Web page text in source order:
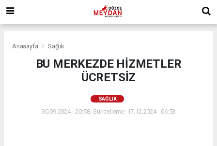
Anasayfa Sağlık
BU MERKEZDE HİZMETLER
ÜCRETSİZ
SAĞLIK
30.09.2024 - 20:58, Güncelleme: 17.12.2024 - 06:53